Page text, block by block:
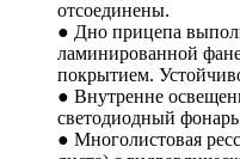
отсоединены.
● Дно прицепа
ламинированной
покрытием.
● Внутренне
светодиодный
● Многолистовая